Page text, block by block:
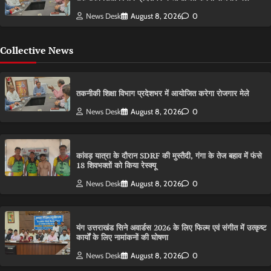
News Desk August 8, 2026 0
Collective News
तकनीकी शिक्षा विभाग प्रदेशभर में आयोजित करेगा रोजगार मेले
News Desk August 8, 2026 0
कांवड़ यात्रा के दौरान SDRF की मुस्तैदी, गंगा के तेज बहाव में फंसे
18 शिवभक्तों को किया रेस्क्यू
News Desk August 8, 2026 0
यंग उत्तराखंड सिने अवार्डस 2026 के लिए फिल्म एवं संगीत में उत्कृष्ट
कार्यों के लिए नामांकनों की घोषणा
News Desk August 8, 2026 0